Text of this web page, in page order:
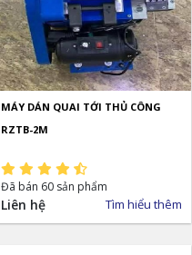
MÁY DÁN QUAI TỚI THỦ CÔNG
RZTB-2M
Đã bán 60 sản phẩm
Liên hệ Tìm hiểu thêm